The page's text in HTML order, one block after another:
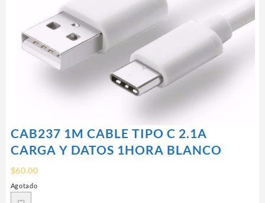
CAB237 1M CABLE TIPO C 2.1A
CARGA Y DATOS 1HORA BLANCO
$60.00
Agotado